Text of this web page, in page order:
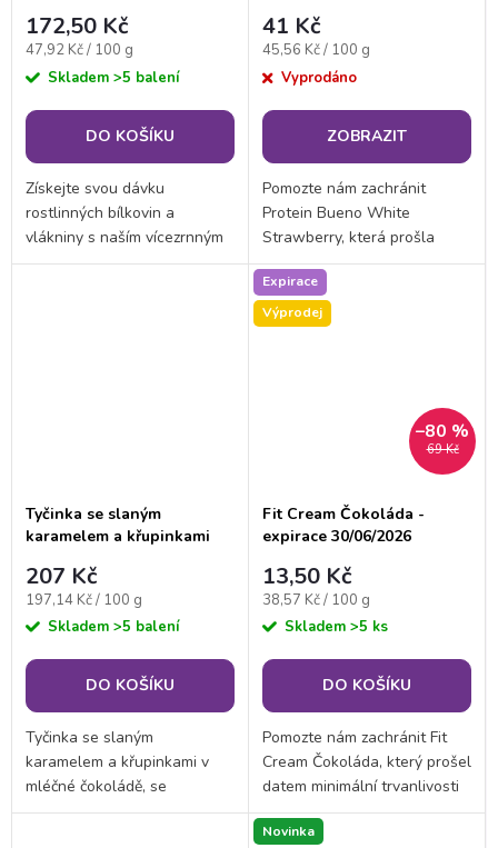
172,50 Kč
Měrná
cena:
47,92 Kč / 100 g
Skladem >5 balení
DO KOŠÍKU
Získejte svou dávku
rostlinných bílkovin a
vlákniny s naším vícezrnným
chlebem. Díky kombinaci
31/03/2026
41 Kč
Měrná
cena:
45,56 Kč / 100 g
Vyprodáno
ZOBRAZIT
Pomozte nám zachránit
Protein Bueno White
Strawberry, která prošla
datem minimální trvanlivosti
31. 3. 2026, ale stále je
bezpečná a chuťově v
Tyčinka se slaným
karamelem a křupinkami
porcích)
207 Kč
Měrná
cena:
197,14 Kč / 100 g
Skladem >5 balení
DO KOŠÍKU
Tyčinka se slaným
karamelem a křupinkami v
mléčné čokoládě, se
sladidlem, vysokým obsahem
Expirace
Výprodej
69 Kč
–80 %
Fit Cream Čokoláda -
expirace 30/06/2026
13,50 Kč
Měrná
cena:
38,57 Kč / 100 g
Skladem >5 ks
DO KOŠÍKU
Pomozte nám zachránit Fit
Cream Čokoláda, který prošel
datem minimální trvanlivosti
30. 6. 2026, ale stále je
bezpečný a vhodný ke
Novinka